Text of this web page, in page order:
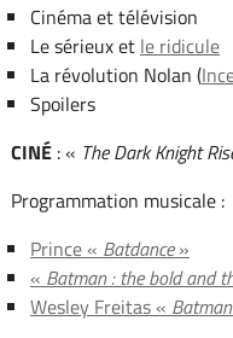
Cinéma et télévision
Le sérieux et le ridicule
La révolution Nolan (
Spoilers
CINÉ: « The Dark Knight
Programmation musicale :
Prince « Batdance»
« Batman : the bold and
Wesley Freitas «